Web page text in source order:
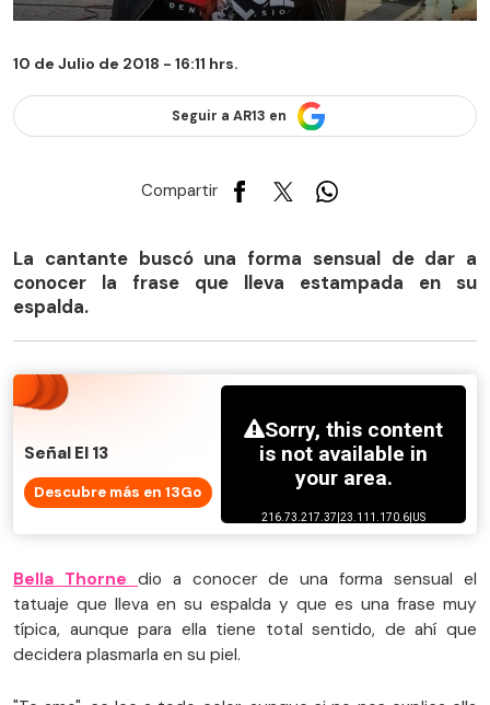
10 de Julio de 2018 - 16:11 hrs.
Seguir a AR13 en
Compartir
La cantante buscó una forma sensual de dar a
conocer la frase que lleva estampada en su
espalda.
Señal El 13
Descubre más en 13Go
Bella Thorne dio a conocer de una forma sensual el
tatuaje que lleva en su espalda y que es una frase muy
típica, aunque para ella tiene total sentido, de ahí que
decidera plasmarla en su piel.